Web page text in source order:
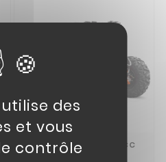
Quad Enfant 125cc
KAYO AT125
des
et vous
contrôle